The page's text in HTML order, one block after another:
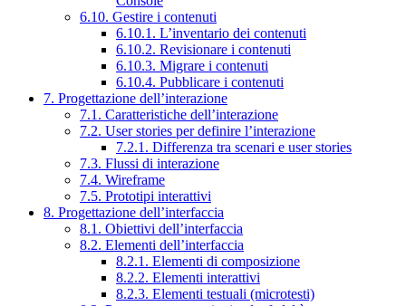
6.10. Gestire i contenuti
6.10.1. L’inventario dei contenuti
6.10.2. Revisionare i contenuti
6.10.3. Migrare i contenuti
6.10.4. Pubblicare i contenuti
7. Progettazione dell’interazione
7.1. Caratteristiche dell’interazione
7.2. User stories per definire l’interazione
7.2.1. Differenza tra scenari e user stories
7.3. Flussi di interazione
7.4. Wireframe
7.5. Prototipi interattivi
8. Progettazione dell’interfaccia
8.1. Obiettivi dell’interfaccia
8.2. Elementi dell’interfaccia
8.2.1. Elementi di composizione
8.2.2. Elementi interattivi
8.2.3. Elementi testuali (microtesti)